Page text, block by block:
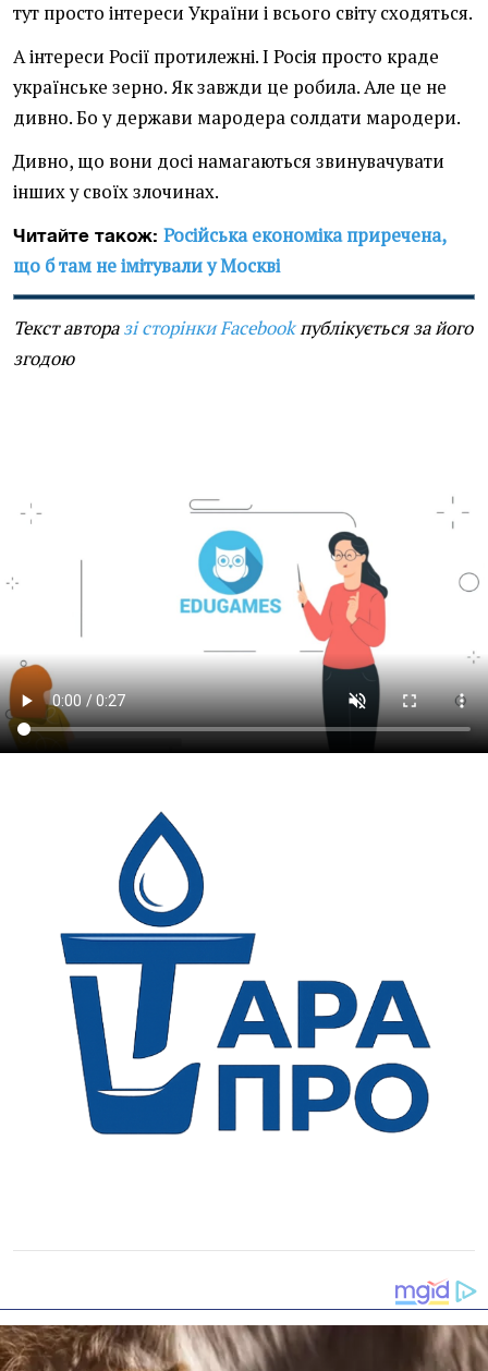
тут просто інтереси України і всього світу сходяться.
А інтереси Росії протилежні. І Росія просто краде
українське зерно. Як завжди це робила. Але це не
дивно. Бо у держави мародера солдати мародери.
Дивно, що вони досі намагаються звинувачувати
інших у своїх злочинах.
Читайте також: Російська економіка приречена,
що б там не імітували у Москві
Текст авторазі сторінки Facebookпублікується за його
згодою